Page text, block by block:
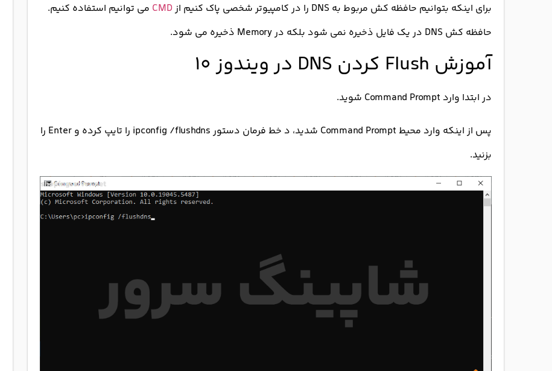
برای اینکه بتوانیم حافظه کش مربوط به DNS را در کامپیوتر شخصی پاک کنیم از CMD می توانیم استفاده کنیم.
حافظه کش DNS در یک فایل ذخیره نمی شود بلکه در Memory ذخیره می شود.
آموزش Flush کردن DNS در ویندوز ۱۰
در ابتدا وارد Command Prompt شوید.
پس از اینکه وارد محیط Command Prompt شدید، د خط فرمان دستور ipconfig /flushdns را تایپ کرده و Enter را
بزنید.